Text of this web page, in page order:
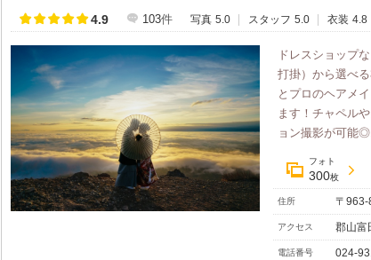
4.9 103件 写真 5.0 スタッフ 5.0 衣装 4.8
ドレスショップ
打掛）から選べ
とプロのヘアメ
ます！チャペル
ョン撮影が可能
フォト
300枚
住所 〒963-
アクセス 郡山富
電話番号 024-